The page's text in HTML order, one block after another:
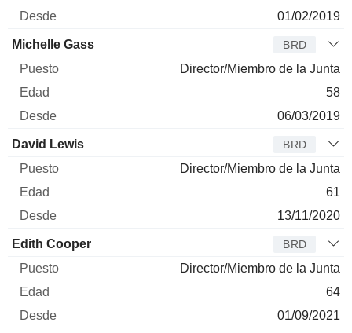
01/02/2019
Michelle Gass BRD
Director/Miembro de la Junta
58
06/03/2019
David Lewis BRD
Director/Miembro de la Junta
61
13/11/2020
Edith Cooper BRD
Director/Miembro de la Junta
64
01/09/2021